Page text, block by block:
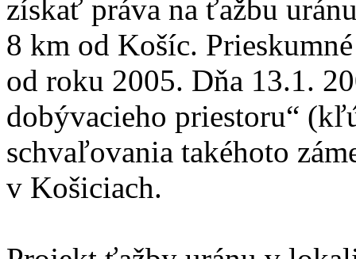
získať práva na ťažbu
8 km od Košíc.
od roku 2005. Dňa 13.1.
dobývacieho priestoru“
schvaľovania takéhoto
v Košiciach.